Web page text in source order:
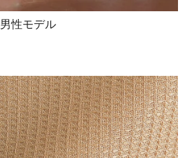
男性モデル